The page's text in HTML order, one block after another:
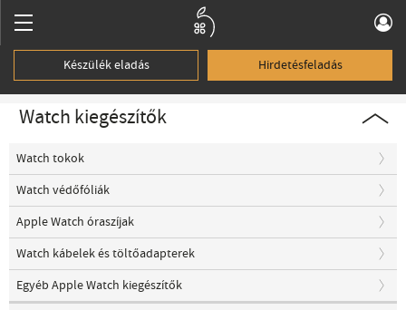
Készülék eladás Hirdetésfeladás
Watch kiegészítők
Watch tokok
Watch védőfóliák
Apple Watch óraszíjak
Watch kábelek és töltőadapterek
Egyéb Apple Watch kiegészítők